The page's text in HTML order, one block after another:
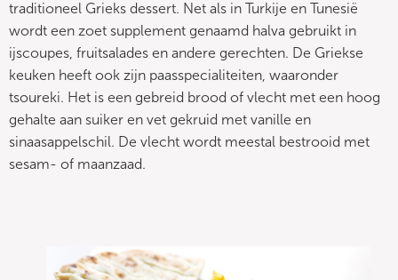
traditioneel Grieks dessert. Net als in Turkije en Tunesië
wordt een zoet supplement genaamd halva gebruikt in
ijscoupes, fruitsalades en andere gerechten. De Griekse
keuken heeft ook zijn paasspecialiteiten, waaronder
tsoureki. Het is een gebreid brood of vlecht met een hoog
gehalte aan suiker en vet gekruid met vanille en
sinaasappelschil. De vlecht wordt meestal bestrooid met
sesam- of maanzaad.